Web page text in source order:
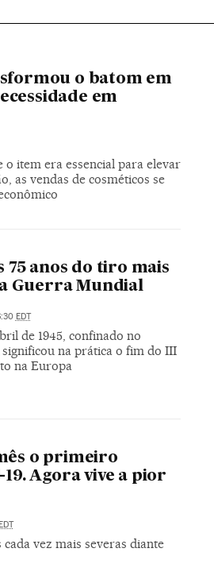
o batom em
em
item era essencial para elevar
as vendas de cosméticos se
75 anos do tiro mais
Guerra Mundial
EDT
de 1945, confinado no
na prática o fim do III
na Europa
o primeiro
Agora vive a pior
vez mais severas diante